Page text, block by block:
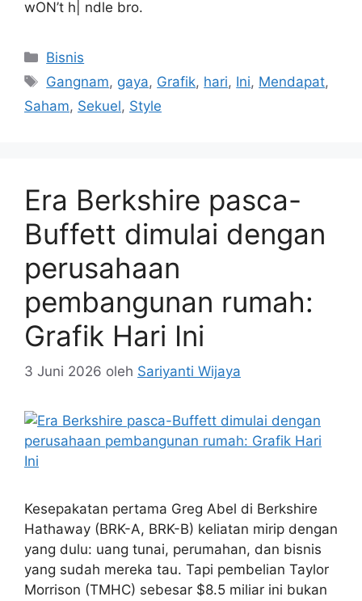
wON’t h| ndle bro.
Kategori
Bisnis
Tag
Gangnam, gaya, Grafik, hari, Ini, Mendapat,
Saham, Sekuel, Style
Era Berkshire pasca-
Buffett dimulai dengan
perusahaan
pembangunan rumah:
Grafik Hari Ini
3 Juni 2026 oleh Sariyanti Wijaya
Kesepakatan pertama Greg Abel di Berkshire
Hathaway (BRK-A, BRK-B) keliatan mirip dengan
yang dulu: uang tunai, perumahan, dan bisnis
yang sudah mereka tau. Tapi pembelian Taylor
Morrison (TMHC) sebesar $8.5 miliar ini bukan